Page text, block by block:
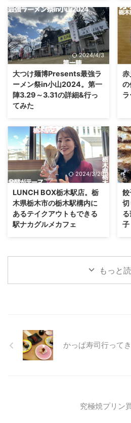
2024/4/3
大つけ麺博Presents最強ラ
ーメン祭in小山2024。第一
陣3.29～3.31の詳細&行っ
てみた
赤
の
2024/3/20
LUNCH BOX栃木駅店。栃
木県栃木市の栃木駅構内に
あるテイクアウトもできる
駅ナカグルメカフェ
餃
切
子
もっと
かっぱ寿司行って
究極焼プリン